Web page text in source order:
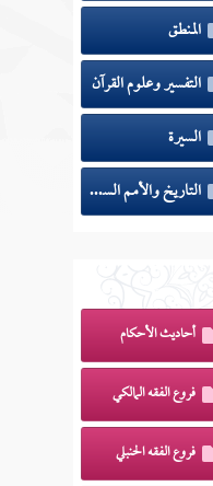
المنطق
التفسير وعلوم القرآن
السيرة
التاريخ والأمم السابقة
أحاديث الأحكام
فروع الفقه المالكي
فروع الفقه الحنبلي